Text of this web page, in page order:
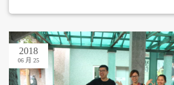
2018
06 月 25